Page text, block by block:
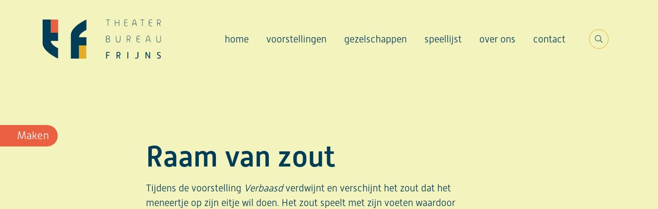
home voorstellingen gezelschappen speellijst over ons contact
Search
Raam van zout
Tijdens de voorstelling Verbaasdverdwijnt en verschijnt het zout dat het
meneertje op zijn eitje wil doen. Het zout speelt met zijn voeten waardoor
Maken